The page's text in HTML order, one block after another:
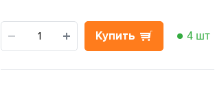
Купить 4 шт